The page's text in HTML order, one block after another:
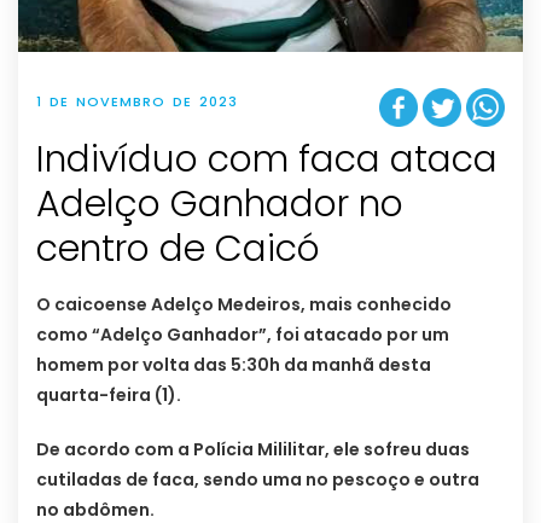
1 DE NOVEMBRO DE 2023
Indivíduo com faca ataca
Adelço Ganhador no
centro de Caicó
O caicoense Adelço Medeiros, mais conhecido
como “Adelço Ganhador”, foi atacado por um
homem por volta das 5:30h da manhã desta
quarta-feira (1).
De acordo com a Polícia Mililitar, ele sofreu duas
cutiladas de faca, sendo uma no pescoço e outra
no abdômen.